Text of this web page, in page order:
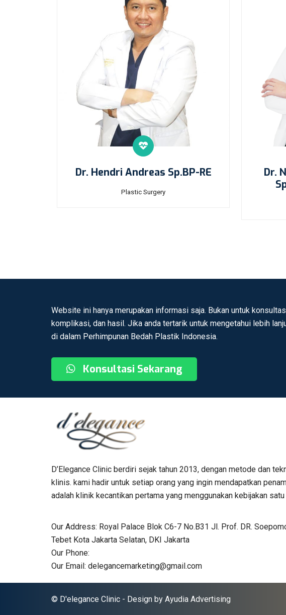
Dr. Hendri Andreas Sp.BP-RE
Plastic Surgery
Dr.
Website ini hanya merupakan informasi saja. Bukan untuk
komplikasi, dan hasil. Jika anda tertarik untuk mengetahui lebih
di dalam Perhimpunan Bedah Plastik Indonesia.
Konsultasi Sekarang
D’Elegance Clinic berdiri sejak tahun 2013, dengan metode dan
klinis. kami hadir untuk setiap orang yang ingin mendapatkan
adalah klinik kecantikan pertama yang menggunakan kebijakan
Our Address: Royal Palace Blok C6-7 No.B31 Jl. Prof. DR.
Tebet Kota Jakarta Selatan, DKI Jakarta
Our Phone:
Our Email: delegancemarketing@gmail.com
© D'elegance Clinic - Design by Ayudia Advertising